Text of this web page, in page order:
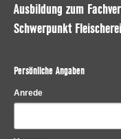
Ausbildung zum
Schwerpunkt
Persönliche Angaben
Anrede